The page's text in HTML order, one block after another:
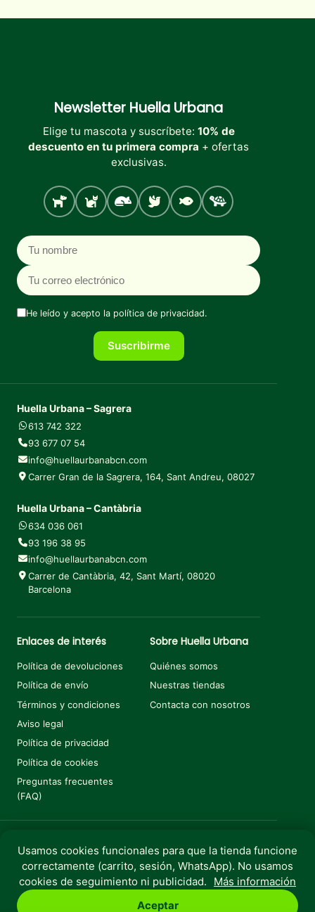
Newsletter Huella Urbana
Elige tu mascota y suscríbete: 10% de
descuento en tu primera compra + ofertas
exclusivas.
Perro Gato Roedores
Aves PecesTortugas
Nombre
Correo electrónico
He leído y acepto la política de privacidad.
Suscribirme
Huella Urbana – Sagrera
613 742 322
93 677 07 54
info@huellaurbanabcn.com
Carrer Gran de la Sagrera, 164, Sant Andreu, 08027
Huella Urbana – Cantàbria
634 036 061
93 196 38 95
info@huellaurbanabcn.com
Carrer de Cantàbria, 42, Sant Martí, 08020
Barcelona
Enlaces de interés
Política de devoluciones
Política de envío
Términos y condiciones
Aviso legal
Política de privacidad
Política de cookies
Preguntas frecuentes
(FAQ)
Sobre Huella Urbana
Quiénes somos
Nuestras tiendas
Contacta con nosotros
Copyright © 2025 Huella Urbana. Todos los derechos
reservados.
Perro PecesRebajas
Usamos cookies funcionales para que la tienda funcione
correctamente (carrito, sesión, WhatsApp). No usamos
cookies de seguimiento ni publicidad.
Más información
Aceptar